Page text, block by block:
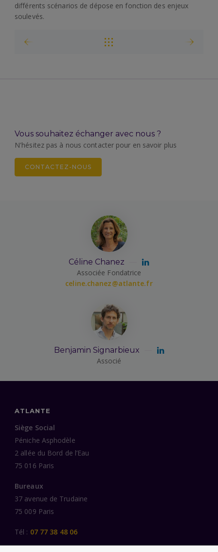
différents scénarios de dépose en fonction des enjeux
soulevés.
Vous souhaitez échanger avec nous ?
N'hésitez pas à nous contacter pour en savoir plus
CONTACTEZ-NOUS
Céline Chanez
Associée Fondatrice
celine.chanez@atlante.fr
Benjamin Signarbieux
Associé
ATLANTE
Siège Social
Péniche Asphodèle
2 allée du Bord de l’Eau
75 016 Paris
Bureaux
37 avenue de Trudaine
75 009 Paris
Tél : 07 77 38 48 06